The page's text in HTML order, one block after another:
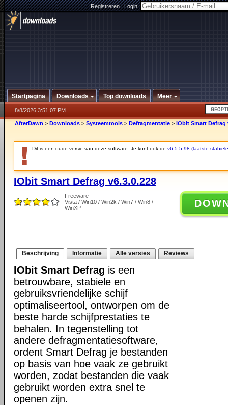
Registreren|Login:
Startpagina Downloads Top downloads Meer
8/8/2026 3:51:07 PM
AfterDawn > Downloads > Systeemtools > Defragmentatie > IObit Smart Defrag
Dit is een oude versie van deze software. Je kunt ook de v6.5.5.98 (laatste
IObit Smart Defrag v6.3.0.228
Freeware
Vista / Win10 / Win2k / Win7 / Win8 /
WinXP
Beschrijving Informatie Alle versies Reviews
IObit Smart Defrag is een
betrouwbare, stabiele en
gebruiksvriendelijke schijf
optimaliseertool, ontworpen om de
beste harde schijfprestaties te
behalen. In tegenstelling tot
andere defragmentatiesoftware,
ordent Smart Defrag je bestanden
op basis van hoe vaak ze gebruikt
worden, zodat bestanden die vaak
gebruikt worden extra snel te
openen zijn.